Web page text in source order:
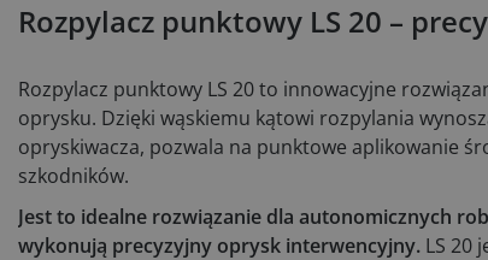
Rozpylacz punktowy LS 20 –
Rozpylacz punktowy LS 20 to innowacyjne
oprysku. Dzięki wąskiemu kątowi rozpylania
opryskiwacza, pozwala na punktowe aplikowanie
szkodników.
Jest to idealne rozwiązanie dla autonomicznych
wykonują precyzyjny oprysk interwencyjny. LS 20